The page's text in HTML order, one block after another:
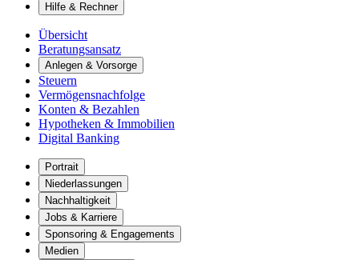
Hilfe & Rechner
Übersicht
Beratungsansatz
Anlegen & Vorsorge
Steuern
Vermögensnachfolge
Konten & Bezahlen
Hypotheken & Immobilien
Digital Banking
Portrait
Niederlassungen
Nachhaltigkeit
Jobs & Karriere
Sponsoring & Engagements
Medien